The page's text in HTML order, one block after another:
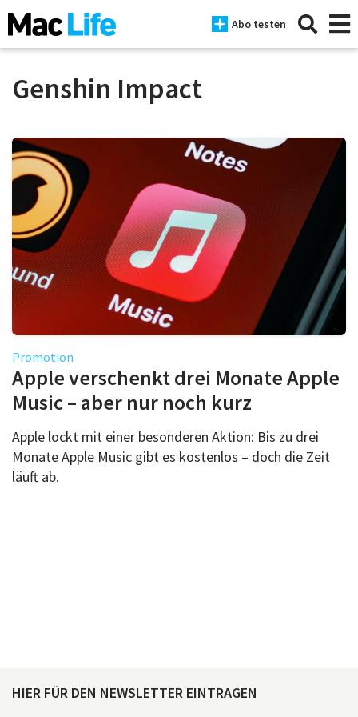
Abo testen
iPhone
Mac
iPad
Tests
Tipps
Über uns
Podcast
Mac Life+
Genshin Impact
Promotion
Apple verschenkt drei Monate Apple
Music – aber nur noch kurz
Apple lockt mit einer besonderen Aktion: Bis zu drei
Monate Apple Music gibt es kostenlos – doch die Zeit
läuft ab.
HIER FÜR DEN NEWSLETTER EINTRAGEN